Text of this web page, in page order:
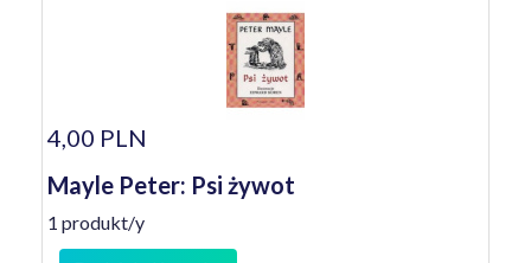
4,00 PLN
Mayle Peter: Psi żywot
1 produkt/y